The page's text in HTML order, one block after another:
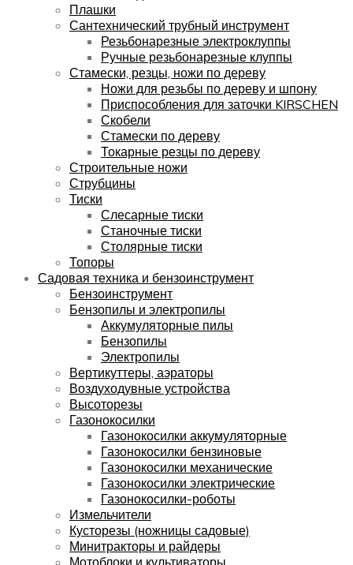
Плашки
Сантехнический трубный инструмент
Резьбонарезные электроклуппы
Ручные резьбонарезные клуппы
Стамески, резцы, ножи по дереву
Ножи для резьбы по дереву и шпону
Приспособления для заточки KIRSCHEN
Скобели
Стамески по дереву
Токарные резцы по дереву
Строительные ножи
Струбцины
Тиски
Слесарные тиски
Станочные тиски
Столярные тиски
Топоры
Садовая техника и бензоинструмент
Бензоинструмент
Бензопилы и электропилы
Аккумуляторные пилы
Бензопилы
Электропилы
Вертикуттеры, аэраторы
Воздуходувные устройства
Высоторезы
Газонокосилки
Газонокосилки аккумуляторные
Газонокосилки бензиновые
Газонокосилки механические
Газонокосилки электрические
Газонокосилки-роботы
Измельчители
Кусторезы (ножницы садовые)
Минитракторы и райдеры
Мотоблоки и культиваторы